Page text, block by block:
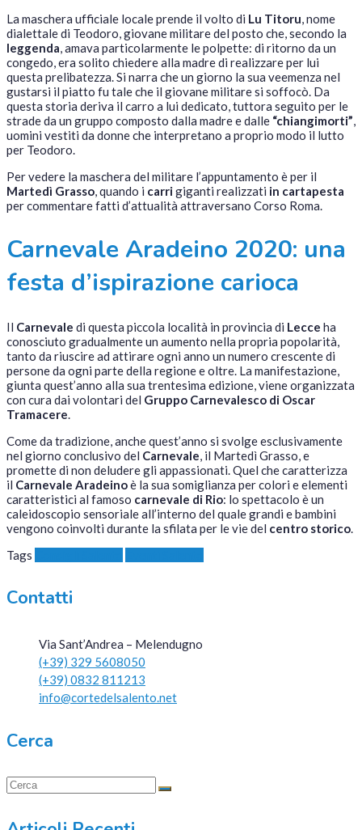
La maschera ufficiale locale prende il volto di Lu Titoru, nome
dialettale di Teodoro, giovane militare del posto che, secondo la
leggenda, amava particolarmente le polpette: di ritorno da un
congedo, era solito chiedere alla madre di realizzare per lui
questa prelibatezza. Si narra che un giorno la sua veemenza nel
gustarsi il piatto fu tale che il giovane militare si soffocò. Da
questa storia deriva il carro a lui dedicato, tuttora seguito per le
strade da un gruppo composto dalla madre e dalle “chiangimorti”,
uomini vestiti da donne che interpretano a proprio modo il lutto
per Teodoro.
Per vedere la maschera del militare l’appuntamento è per il
Martedì Grasso, quando i carrigiganti realizzati in cartapesta
per commentare fatti d’attualità attraversano Corso Roma.
Carnevale Aradeino 2020: una
festa d’ispirazione carioca
Il Carnevale di questa piccola località in provincia di Lecce ha
conosciuto gradualmente un aumento nella propria popolarità,
tanto da riuscire ad attirare ogni anno un numero crescente di
persone da ogni parte della regione e oltre. La manifestazione,
giunta quest’anno alla sua trentesima edizione, viene organizzata
con cura dai volontari del Gruppo Carnevalesco di Oscar
Tramacere.
Come da tradizione, anche quest’anno si svolge esclusivamente
nel giorno conclusivo del Carnevale, il Martedì Grasso, e
promette di non deludere gli appassionati. Quel che caratterizza
il Carnevale Aradeinoè la sua somiglianza per colori e elementi
caratteristici al famoso carnevale di Rio: lo spettacolo è un
caleidoscopio sensoriale all’interno del quale grandi e bambini
vengono coinvolti durante la sfilata per le vie del centro storico.
Tags
Contatti
Via Sant’Andrea – Melendugno
(+39) 329 5608050
(+39) 0832 811213
info@cortedelsalento.net
Cerca